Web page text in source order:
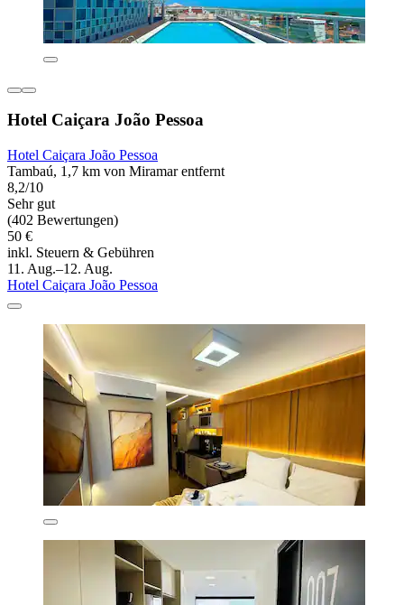
Hotel Caiçara João Pessoa
Hotel Caiçara João Pessoa
Tambaú, 1,7 km von Miramar entfernt
8,2/10
Sehr gut
(402 Bewertungen)
50 €
inkl. Steuern & Gebühren
11. Aug.–12. Aug.
Hotel Caiçara João Pessoa